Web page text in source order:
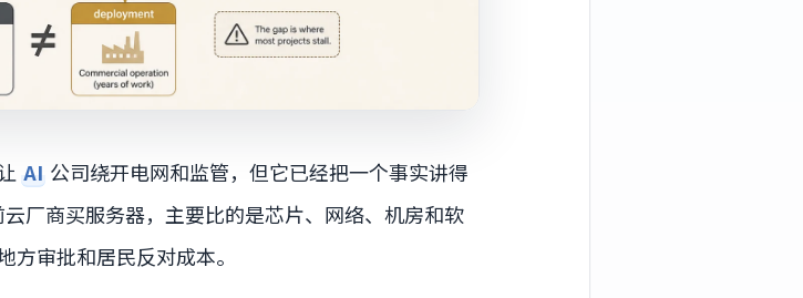
AI 公司绕开电网和监管，但它已经把一个事实讲得
厂商买服务器，主要比的是芯片、网络、机房和软
审批和居民反对成本。